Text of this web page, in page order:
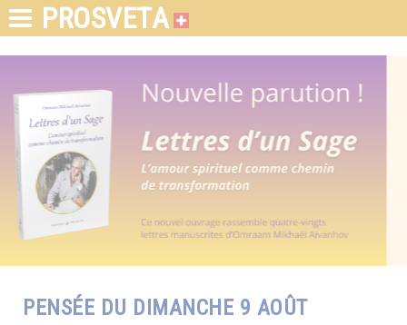
PROSVETA
PENSÉE DU DIMANCHE 9 AOÛT